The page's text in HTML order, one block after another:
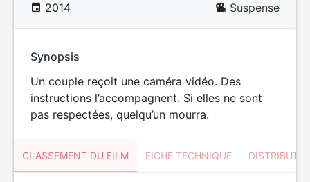
2014 Suspense
Synopsis
Un couple reçoit une caméra vidéo. Des
instructions l’accompagnent. Si elles ne sont
pas respectées, quelqu’un mourra.
CLASSEMENT DU FILM FICHE TECHNIQUE